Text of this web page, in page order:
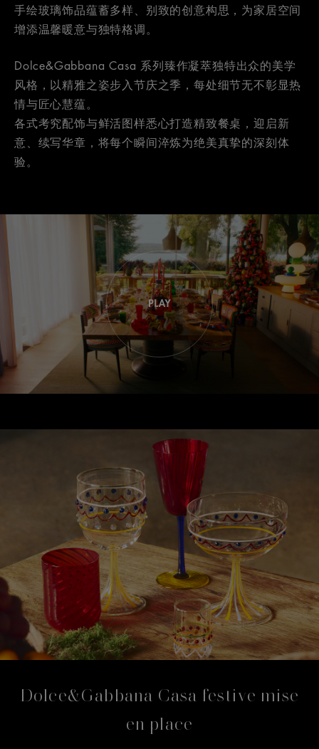
手绘玻璃饰品蕴蓄多样、别致的创意构思，为家居空间
增添温馨暖意与独特格调。
Dolce&Gabbana Casa 系列臻作凝萃独特出众的美学
风格，以精雅之姿步入节庆之季，每处细节无不彰显热
情与匠心慧蕴。
各式考究配饰与鲜活图样悉心打造精致餐桌，迎启新
意、续写华章，将每个瞬间淬炼为绝美真挚的深刻体
验。
Dolce&Gabbana Casa festive mise
en place